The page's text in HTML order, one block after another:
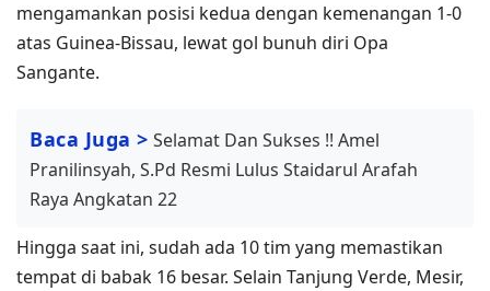
mengamankan posisi kedua dengan kemenangan 1-0
atas Guinea-Bissau, lewat gol bunuh diri Opa
Sangante.
Baca Juga > Selamat Dan Sukses !! Amel
Pranilinsyah, S.Pd Resmi Lulus Staidarul Arafah
Raya Angkatan 22
Hingga saat ini, sudah ada 10 tim yang memastikan
tempat di babak 16 besar. Selain Tanjung Verde, Mesir,